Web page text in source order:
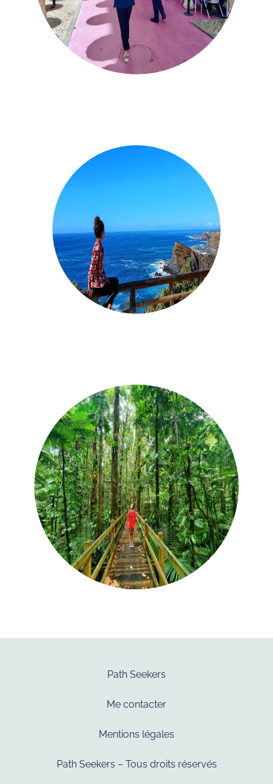
Path Seekers
Me contacter
Mentions légales
Path Seekers – Tous droits réservés